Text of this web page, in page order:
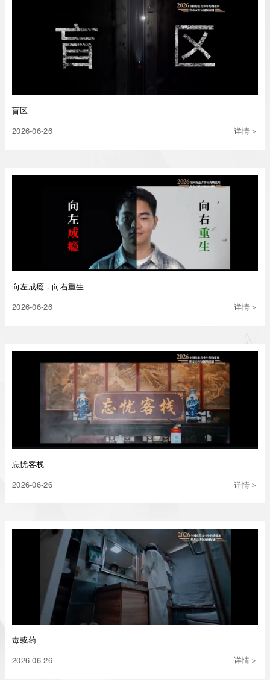
盲区
2026-06-26
详情＞
向左成瘾，向右重生
2026-06-26
详情＞
忘忧客栈
2026-06-26
详情＞
毒或药
2026-06-26
详情＞